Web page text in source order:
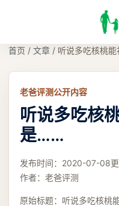
首页 / 文章 / 听说多吃核桃
老爸评测公开内容
听说多吃核
是……
发布时间： 2020-07-08
作者： 老爸评测
原始标题： 听说多吃核桃